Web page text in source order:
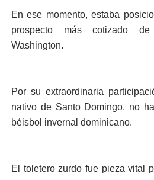
En ese momento, estaba
prospecto más cotizado
Washington.
Por su extraordinaria
nativo de Santo Domingo, no
béisbol invernal dominicano.
El toletero zurdo fue pieza vital